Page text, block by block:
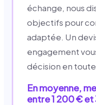
échange, nous
objectifs pour
adaptée. Un
engagement
décision en
En moyenne,
entre 1 200 €